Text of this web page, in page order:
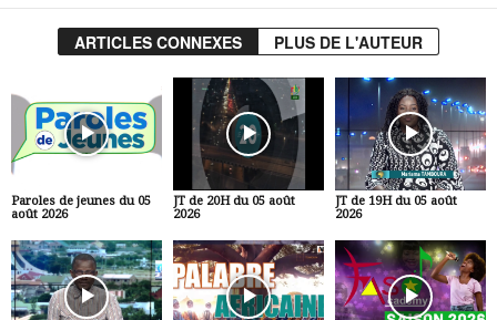
ARTICLES CONNEXES PLUS DE L'AUTEUR
Paroles de jeunes du 05
août 2026
JT de 20H du 05 août
2026
JT de 19H du 05 août
2026